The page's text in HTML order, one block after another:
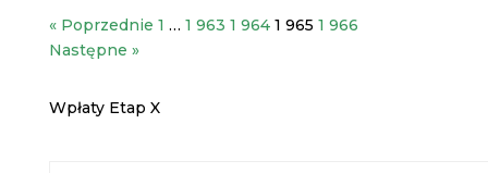
« Poprzednie 1 … 1 963 1 964 1 965 1 966
Następne »
Wpłaty Etap X